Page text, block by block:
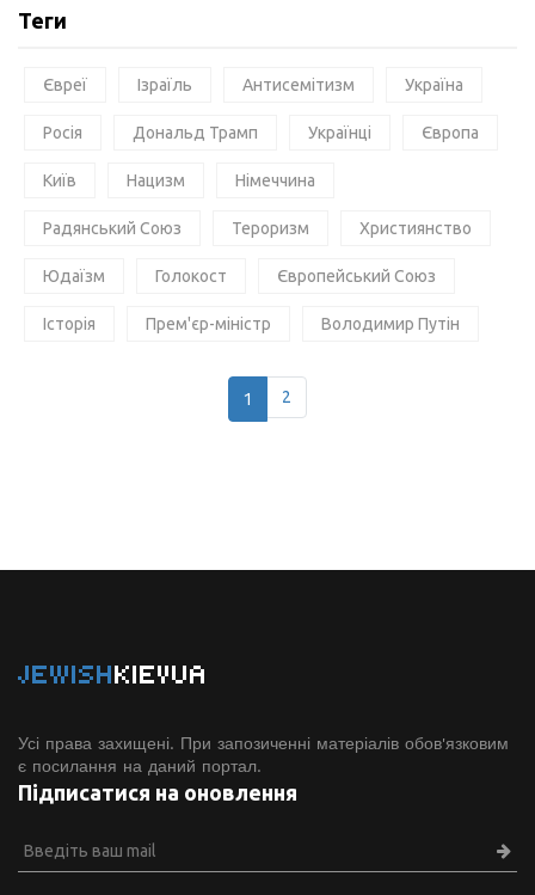
Теги
Євреї Ізраїль Антисемітизм Україна
Росія Дональд Трамп Українці Європа
Київ Нацизм Німеччина
Радянський Союз Тероризм Християнство
Юдаїзм Голокост Європейський Союз
Історія Прем'єр-міністр Володимир Путін
1 2
JEWISHKIEVUA
Усі права захищені. При запозиченні матеріалів обов'язковим
є посилання на даний портал.
Підписатися на оновлення